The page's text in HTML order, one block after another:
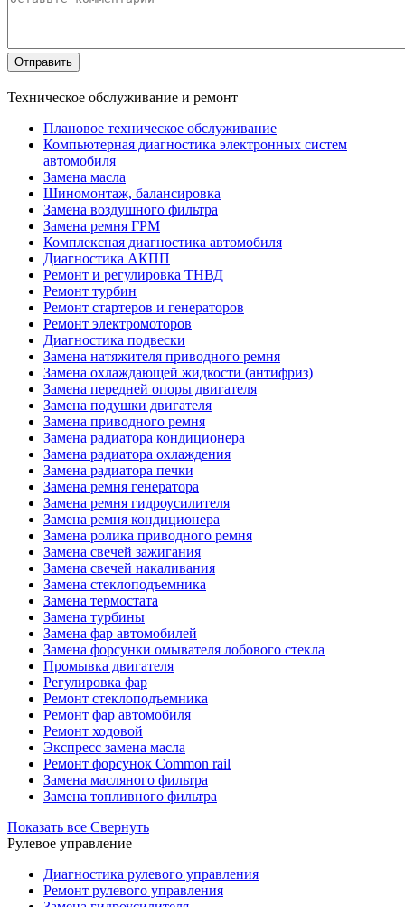
Отправить
Техническое обслуживание и ремонт
Плановое техническое обслуживание
Компьютерная диагностика электронных систем
автомобиля
Замена масла
Шиномонтаж, балансировка
Замена воздушного фильтра
Замена ремня ГРМ
Комплексная диагностика автомобиля
Диагностика АКПП
Ремонт и регулировка ТНВД
Ремонт турбин
Ремонт стартеров и генераторов
Ремонт электромоторов
Диагностика подвески
Замена натяжителя приводного ремня
Замена охлаждающей жидкости (антифриз)
Замена передней опоры двигателя
Замена подушки двигателя
Замена приводного ремня
Замена радиатора кондиционера
Замена радиатора охлаждения
Замена радиатора печки
Замена ремня генератора
Замена ремня гидроусилителя
Замена ремня кондиционера
Замена ролика приводного ремня
Замена свечей зажигания
Замена свечей накаливания
Замена стеклоподъемника
Замена термостата
Замена турбины
Замена фар автомобилей
Замена форсунки омывателя лобового стекла
Промывка двигателя
Регулировка фар
Ремонт стеклоподъемника
Ремонт фар автомобиля
Ремонт ходовой
Экспресс замена масла
Ремонт форсунок Common rail
Замена масляного фильтра
Замена топливного фильтра
Показать все Свернуть
Рулевое управление
Диагностика рулевого управления
Ремонт рулевого управления